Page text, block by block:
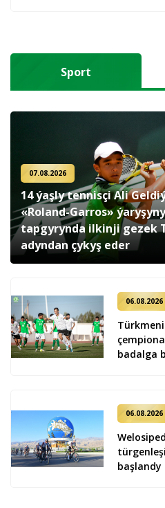
Sport
07.08.2026
14 ýaşly tennisçi Ali
«Roland-Garros»
tapgyrynda ilkinji gezek
adyndan çykyş eder
06.08.2026
badalga
06.08.2026
başlandy